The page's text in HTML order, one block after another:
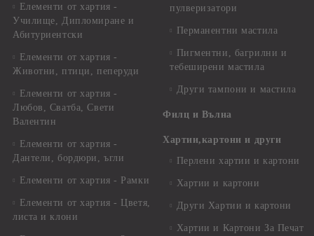
Елементи от хартия -
Училище, Дипломиране и
Абитуриентски
Елементи от хартия -
Животни, птици, пеперуди
Елементи от хартия -
Любов, Сватба, Свети
Валентин
Елементи от хартия -
Дантели, бордюри, ъгли
Елементи от хартия - Рамки
Елементи от хартия - Цветя,
листа и клони
пулверизатори
Перманентни мастила
Пигментни, багрилни и
тебеширени мастила
Други тампони и мастила
Филц и Вълна
Хартии,картони и други
Перлени хартии и картони
Хартии и картони
Други Хартии и картони
Хартии и Картони За Печат